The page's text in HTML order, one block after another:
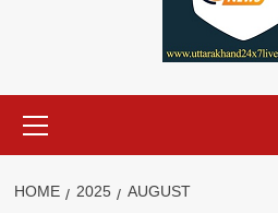
Menu
HOME 2025 AUGUST